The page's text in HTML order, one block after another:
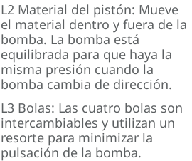
L2 Material del pistón: Mueve
el material dentro y fuera de la
bomba. La bomba está
equilibrada para que haya la
misma presión cuando la
bomba cambia de dirección.
L3 Bolas: Las cuatro bolas son
intercambiables y utilizan un
resorte para minimizar la
pulsación de la bomba.